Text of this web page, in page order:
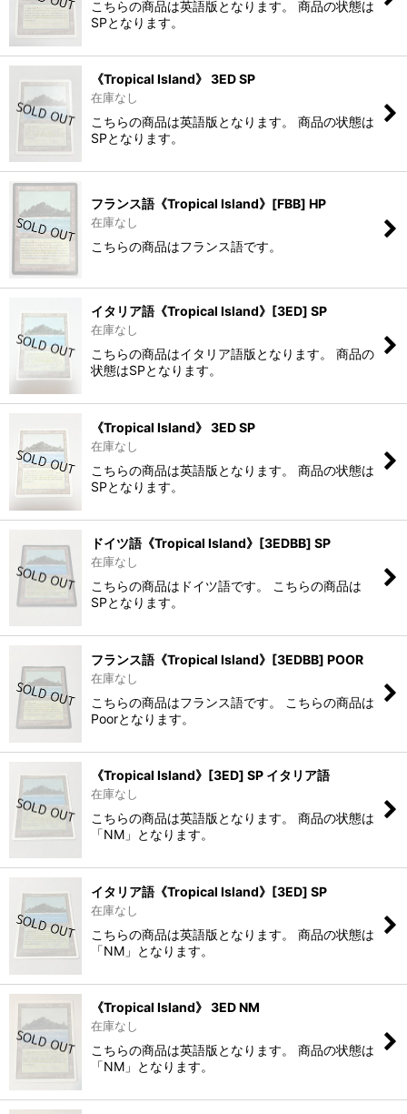
こちらの商品は英語版となります。 商品の状態は
SPとなります。
《Tropical Island》 3ED SP
在庫なし
こちらの商品は英語版となります。 商品の状態は
SPとなります。
フランス語《Tropical Island》[FBB] HP
在庫なし
こちらの商品はフランス語です。
イタリア語《Tropical Island》[3ED] SP
在庫なし
こちらの商品はイタリア語版となります。 商品の
状態はSPとなります。
《Tropical Island》 3ED SP
在庫なし
こちらの商品は英語版となります。 商品の状態は
SPとなります。
ドイツ語《Tropical Island》[3EDBB] SP
在庫なし
こちらの商品はドイツ語です。 こちらの商品は
SPとなります。
フランス語《Tropical Island》[3EDBB] POOR
在庫なし
こちらの商品はフランス語です。 こちらの商品は
Poorとなります。
《Tropical Island》[3ED] SP イタリア語
在庫なし
こちらの商品は英語版となります。 商品の状態は
「NM」となります。
イタリア語《Tropical Island》[3ED] SP
在庫なし
こちらの商品は英語版となります。 商品の状態は
「NM」となります。
《Tropical Island》 3ED NM
在庫なし
こちらの商品は英語版となります。 商品の状態は
「NM」となります。